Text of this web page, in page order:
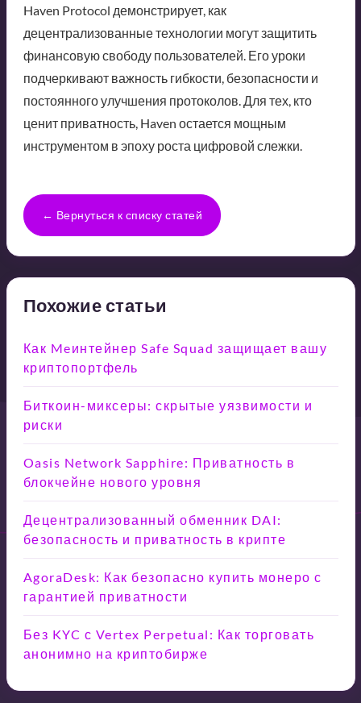
Haven Protocol демонстрирует, как
децентрализованные технологии могут защитить
финансовую свободу пользователей. Его уроки
подчеркивают важность гибкости, безопасности и
постоянного улучшения протоколов. Для тех, кто
ценит приватность, Haven остается мощным
инструментом в эпоху роста цифровой слежки.
← Вернуться к списку статей
Похожие статьи
Как Meинтейнер Safe Squad защищает вашу
криптопортфель
Биткоин-миксеры: скрытые уязвимости и
риски
Oasis Network Sapphire: Приватность в
блокчейне нового уровня
Децентрализованный обменник DAI:
безопасность и приватность в крипте
AgoraDesk: Как безопасно купить монеро с
гарантией приватности
Без KYC с Vertex Perpetual: Как торговать
анонимно на криптобирже